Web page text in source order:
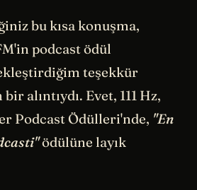
bu kısa konuşma,
podcast ödül
teşekkür
alıntıydı. Evet, 111 Hz,
Podcast Ödülleri'nde, "En
ödülüne layık